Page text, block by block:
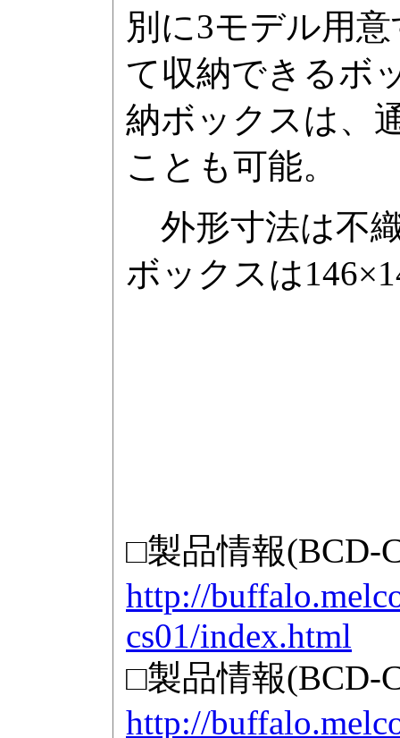
別に3モデル用
て収納できるボ
納ボックスは、
ことも可能。
外形寸法は不
ボックスは
□製品情報(BCD-
http://
cs01/index.html
□製品情報(BCD-
http://